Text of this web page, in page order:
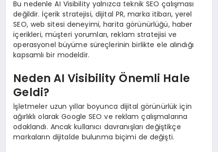
Bu nedenle AI Visibility yalnızca teknik SEO çalışması
değildir. İçerik stratejisi, dijital PR, marka itibarı, yerel
SEO, web sitesi deneyimi, harita görünürlüğü, haber
içerikleri, müşteri yorumları, reklam stratejisi ve
operasyonel büyüme süreçlerinin birlikte ele alındığı
kapsamlı bir modeldir.
Neden AI Visibility Önemli Hale
Geldi?
İşletmeler uzun yıllar boyunca dijital görünürlük için
ağırlıklı olarak Google SEO ve reklam çalışmalarına
odaklandı. Ancak kullanıcı davranışları değiştikçe
markaların dijitalde bulunma biçimi de değişti.